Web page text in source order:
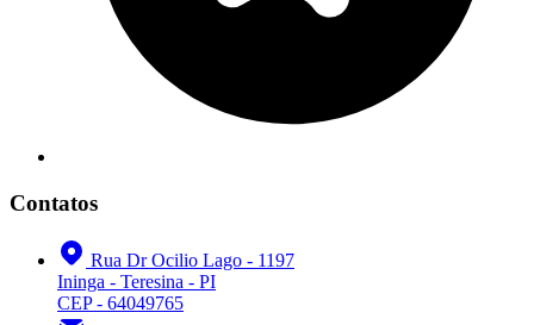
Contatos
Rua Dr Ocilio Lago - 1197
Ininga - Teresina - PI
CEP - 64049765